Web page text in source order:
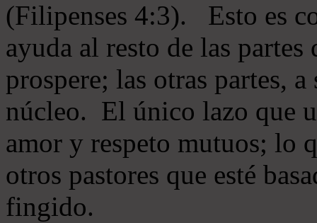
(Filipenses 4:3). Esto es
ayuda al resto de las
prospere; las otras partes,
núcleo. El único lazo que
amor y respeto mutuos; lo
otros pastores que esté
fingido.